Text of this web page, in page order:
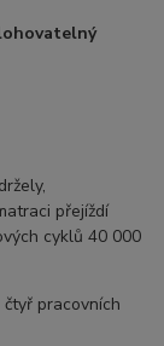
přejíždí
cyklů 40 000
pracovních